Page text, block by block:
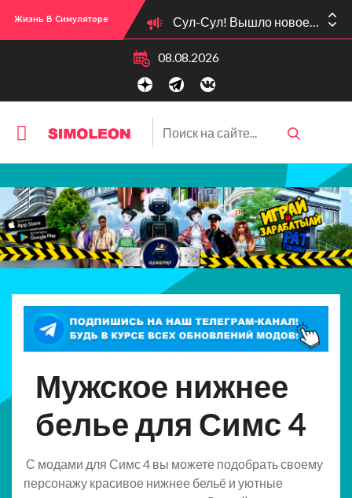
Жизнь В Симуляторе Сул-Сул! Вышло новое обновлении версии игры: 1.119.96.1030 (ПК)! 1.119.96.1230 (Mac)! 2.22 (ИП)!
08.08.2026
Мужское нижнее
белье для Симс 4
С модами для Симс 4 вы можете подобрать своему
персонажу красивое нижнее бельё и уютные